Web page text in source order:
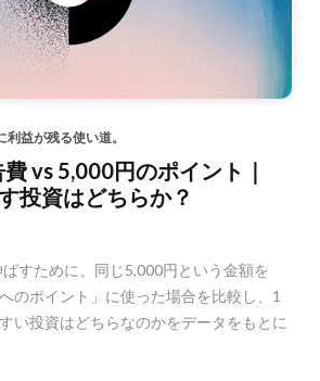
益が残る使い道。
vs 5,000円のポイント｜
投資はどちらか？
すために、同じ5,000円という金額を
のポイント」に使った場合を比較し、1
い投資はどちらなのかをデータをもとに